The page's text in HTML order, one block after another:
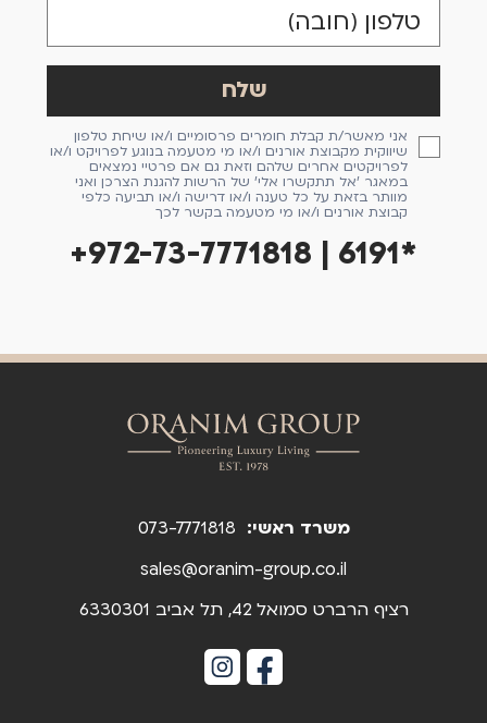
אני מאשר/ת קבלת חומרים פרסומיים ו/או שיחת טלפון
שיווקית מקבוצת אורנים ו/או מי מטעמה בנוגע לפרויקט ו/או
לפרויקטים אחרים שלהם וזאת גם אם פרטיי נמצאים
במאגר 'אל תתקשרו אלי' של הרשות להגנת הצרכן ואני
מוותר בזאת על כל טענה ו/או דרישה ו/או תביעה כלפי
קבוצת אורנים ו/או מי מטעמה בקשר לכך
+972-73-7771818 | 6191*
משרד ראשי: 073-7771818
sales@oranim-group.co.il
רציף הרברט סמואל 42, תל אביב 6330301